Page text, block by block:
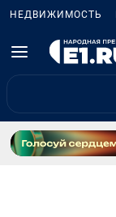
НЕДВИЖИМОСТЬ